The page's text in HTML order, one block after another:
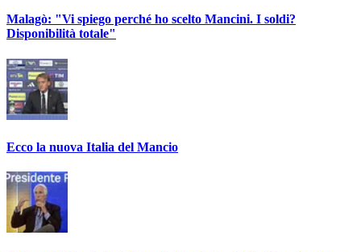
Malagò: "Vi spiego perché ho scelto Mancini. I soldi?
Disponibilità totale"
Ecco la nuova Italia del Mancio